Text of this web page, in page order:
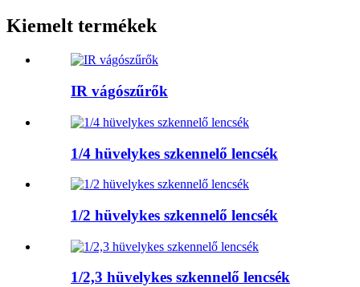
Kiemelt termékek
IR vágószűrők
1/4 hüvelykes szkennelő lencsék
1/2 hüvelykes szkennelő lencsék
1/2,3 hüvelykes szkennelő lencsék